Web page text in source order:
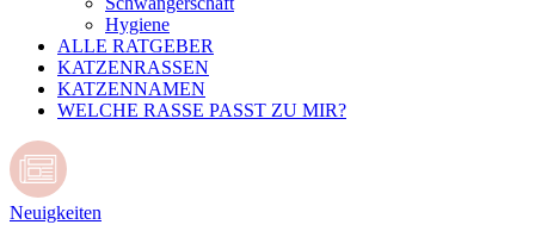
Hygiene
ALLE RATGEBER
KATZENRASSEN
KATZENNAMEN
WELCHE RASSE PASST ZU MIR?
Neuigkeiten